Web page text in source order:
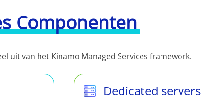
Componenten
uit van het Kinamo Managed Services framework.
Dedicated servers